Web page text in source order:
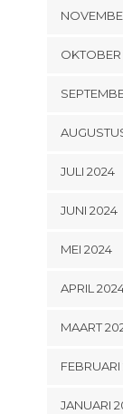
JULI 2024
JUNI 2024
MEI 2024
APRIL
MAART
JANUARI